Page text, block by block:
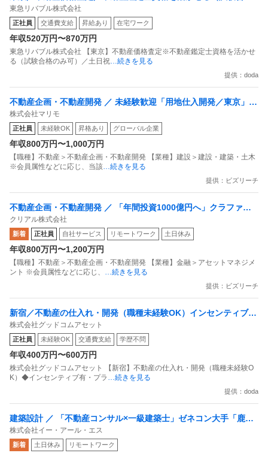
のみ可）／土日祝休み／働き方改革推進企業
東急リバブル株式会社
正社員 交通費支給 昇給あり 在宅ワーク
年収520万円〜870万円
東急リバブル株式会社 【東京】不動産価格査定※不動産鑑定士資格を活かせ
る（試験合格のみ可）／土日祝…続きを見る
提供：doda
不動産企画・不動産開発 ／ 未経験歓迎「用地仕入開発／東京」転
勤なし／年休120日／土日祝休み／フレックス／創業50年超の不
動産総合デベロッパー 〜「ポレスター」ブランドを全国展開する
マリモグループ〜
株式会社マリモ
正社員 未経験OK 昇格あり グローバル企業
年収800万円〜1,000万円
【職種】不動産＞不動産企画・不動産開発 【業種】建設＞建設・建築・土木
※会員属性などに応じ、当該…続きを見る
提供：ビズリーチ
不動産企画・不動産開発 ／ 「年間投資1000億円へ」クラファン×
ST×私募ファンドで資産運用の常識を変える／次世代型不動産投
資のアクイジション・ストラクチャリング
クリアル株式会社
新着 正社員 自社サービス リモートワーク 土日休み
年収800万円〜1,200万円
【職種】不動産＞不動産企画・不動産開発 【業種】金融＞アセットマネジメ
ント ※会員属性などに応じ、 …続きを見る
提供：ビズリーチ
新宿／不動産の仕入れ・開発（職種未経験OK）インセンティブ
有・プライム上場・年間休日127日
株式会社グッドコムアセット
正社員 未経験OK 交通費支給 学歴不問
年収400万円〜600万円
株式会社グッドコムアセット 【新宿】不動産の仕入れ・開発（職種未経験O
K）◆インセンティブ有・プラ …続きを見る
提供：doda
建築設計 ／ 「不動産コンサル×一級建築士」ゼネコン大手「鹿島
建設」と地盤調査大手「応用地質」の合弁会社／設計・施工から
「コンサル」へ／エンジニアリングレポート作成を通じた不動産
株式会社イー・アール・エス
新着 土日休み リモートワーク